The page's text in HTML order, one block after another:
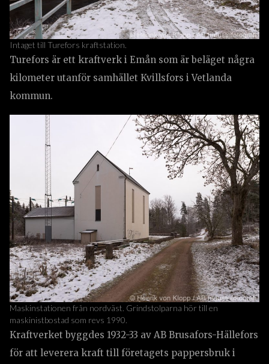
Intaget till Turefors kraftstation.
Turefors är ett kraftverk i Emån som är beläget några
kilometer utanför samhället Kvillsfors i Vetlanda
kommun.
Maskinstationen från nordväst. Grindstolparna hör till en
maskinistbostad som revs 1990.
Kraftverket byggdes 1932-33 av AB Brusafors-Hällefors
för att leverera kraft till företagets pappersbruk i